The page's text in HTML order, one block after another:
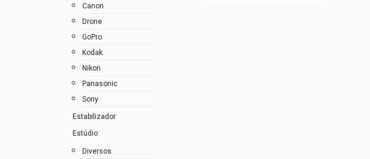
Canon
Drone
GoPro
Kodak
Nikon
Panasonic
Sony
Estabilizador
Estúdio
Diversos